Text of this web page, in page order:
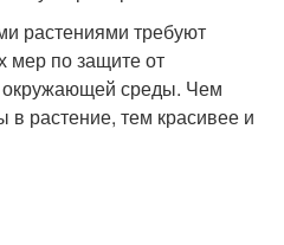
растениями требуют
мер по защите от
окружающей среды. Чем
растение, тем красивее и